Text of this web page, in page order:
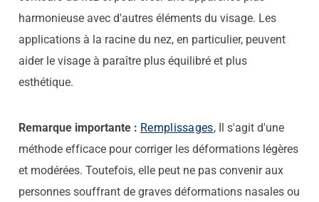
harmonieuse avec d'autres éléments du visage. Les
applications à la racine du nez, en particulier, peuvent
aider le visage à paraître plus équilibré et plus
esthétique.
Remarque importante : Remplissages, Il s'agit d'une
méthode efficace pour corriger les déformations légères
et modérées. Toutefois, elle peut ne pas convenir aux
personnes souffrant de graves déformations nasales ou